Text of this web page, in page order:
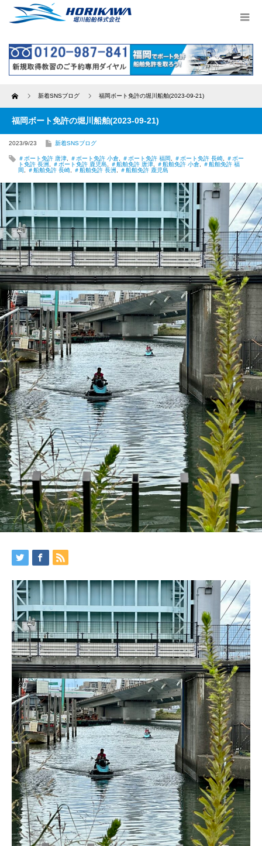
Home 新着SNSブログ 福岡ボート免許の堀川船舶(2023-09-21)
福岡ボート免許の堀川船舶(2023-09-21)
2023/9/23 新着SNSブログ
＃ボート免許 唐津 ＃ボート免許 小倉 ＃ボート免許 福岡 ＃ボート免許 長崎
＃ボー
ト免許 長洲
＃ボート免許 鹿児島 ＃船舶免許 唐津 ＃船舶免許 小倉
＃船舶免許 福
岡
＃船舶免許 長崎 ＃船舶免許 長洲 ＃船舶免許 鹿児島